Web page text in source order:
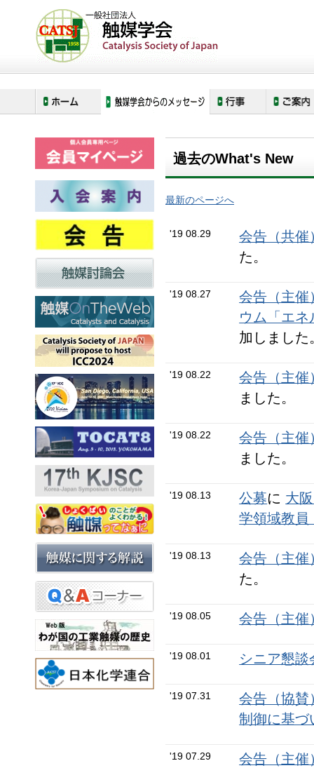
ホーム What's New
過去のWhat's New
最新のページへ
'19 08.29
会告（共催
た。
'19 08.27
会告（主催
ウム「エ
加しました
'19 08.22
会告（主催
ました。
'19 08.22
会告（主催
ました。
'19 08.13 公募に 大
学領域教員
'19 08.13
会告（主催
た。
'19 08.05 会告（主催
'19 08.01 シニア懇談
'19 07.31
会告（協賛
制御に基づ
'19 07.29
会告（主催